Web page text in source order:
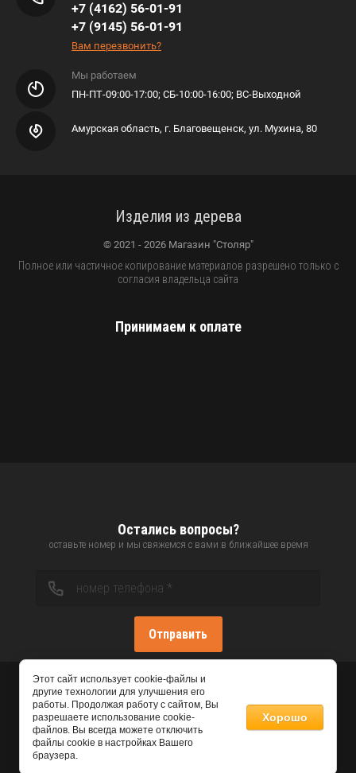
+7 (4162) 56-01-91
+7 (9145) 56-01-91
Вам перезвонить?
Мы работаем
ПН-ПТ-09:00-17:00; СБ-10:00-16:00; ВС-Выходной
Амурская область, г. Благовещенск, ул. Мухина, 80
Изделия из дерева
© 2021 - 2026 Магазин "Столяр"
Полное или частичное копирование материалов разрешено только с
согласия владельца сайта
Принимаем к оплате
Остались вопросы?
оставьте номер и мы свяжемся с вами в ближайшее время
Отправить
Этот сайт использует cookie-файлы и
другие технологии для улучшения его
работы. Продолжая работу с сайтом, Вы
разрешаете использование cookie-
файлов. Вы всегда можете отключить
файлы cookie в настройках Вашего
браузера.
Хорошо